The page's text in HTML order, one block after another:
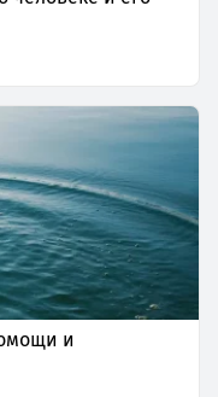
и